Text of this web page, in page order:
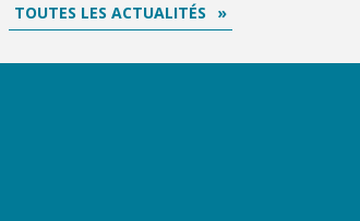
TOUTES LES ACTUALITÉS